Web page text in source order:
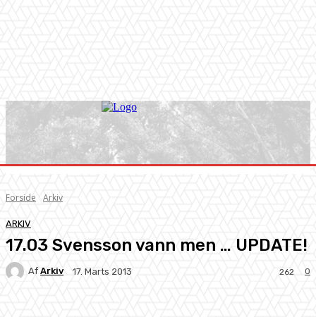
Forside Arkiv
ARKIV
17.03 Svensson vann men … UPDATE!
Af Arkiv 17. Marts 2013 0
262